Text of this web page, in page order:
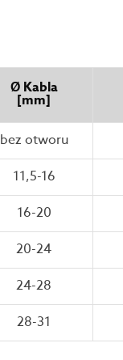
Ø Kabla
[mm]
bez otworu
11,5-16
16-20
20-24
24-28
28-31